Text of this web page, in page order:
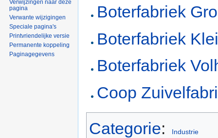
Boterfabriek
Boterfabriek
Boterfabriek
Coop
Categorie: Industrie
Verwijzingen naar deze
pagina
Verwante wijzigingen
Speciale pagina's
Printvriendelijke versie
Permanente koppeling
Paginagegevens